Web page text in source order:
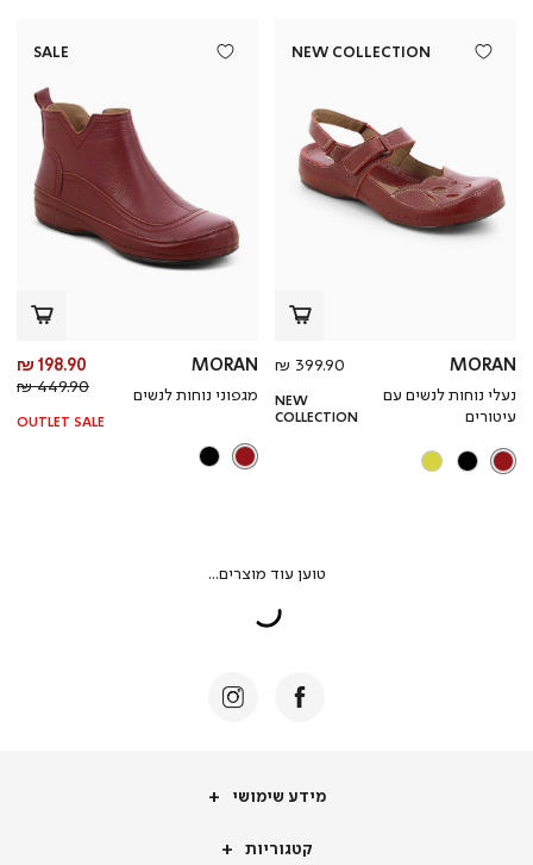
NEW COLLECTION
MORAN
נעלי נוחות לנשים עם
עיטורים
מחיר
399.90 ₪
NEW
COLLECTION
SALE
MORAN
מגפוני נוחות לנשים
198.90 ₪
449.90 ₪
OUTLET SALE
מידע
מידע שימושי
קטגוריותקטגוריות